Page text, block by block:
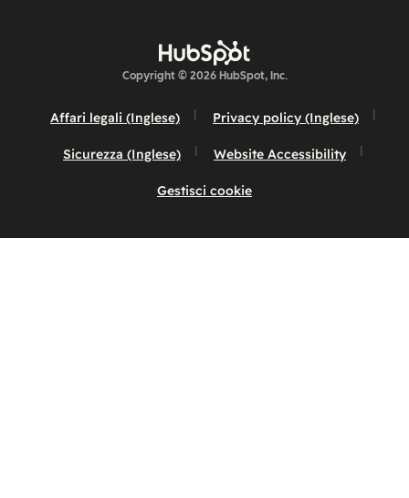
Copyright © 2026 HubSpot, Inc.
Affari legali (Inglese) Privacy policy (Inglese)
Sicurezza (Inglese) Website Accessibility
Gestisci cookie